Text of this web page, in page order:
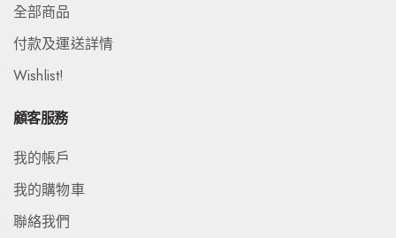
全部商品
付款及運送詳情
Wishlist!
顧客服務
我的帳戶
我的購物車
聯絡我們